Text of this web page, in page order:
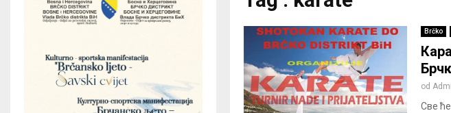
Brčko
od
Све